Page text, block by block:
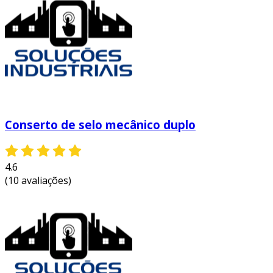
aumentando a produtividade.
conheça mais sobre as vantagens do selo
mecânico simples:
menor custo de manutenção:
uma alternativa econômica.
facilidade de substituição:
manutenção é simplificada, permitindo
rapidamente, reduzindo o tempo de
eficiência na vedação:
fechamento adequado, prevenindo
vazamentos que podem prejudicar o
ambiente de trabalho.
Conserto de selo mecânico duplo
4.6
(10 avaliações)